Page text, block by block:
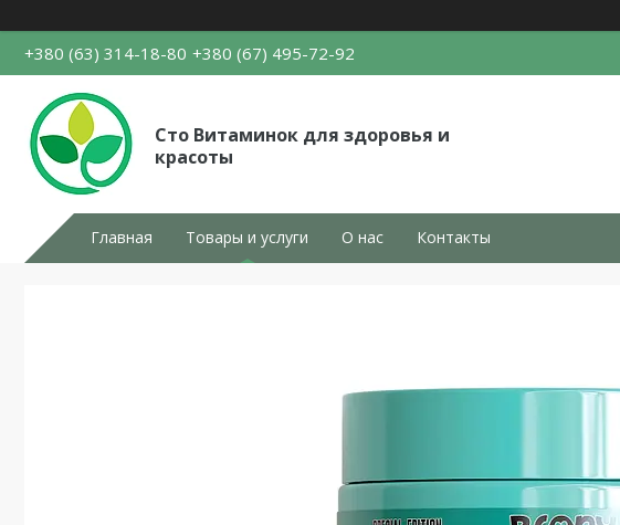
+380 (63) 314-18-80 +380 (67) 495-72-92
Сто Витаминок для здоровья и
красоты
Главная Товары и услуги О нас Контакты